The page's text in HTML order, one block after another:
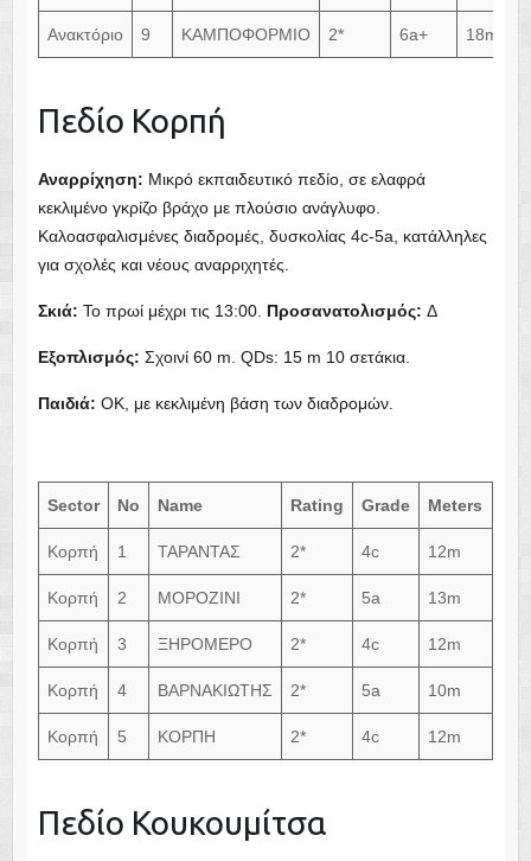
Ανακτόριο 9 ΚΑΜΠΟΦΟΡΜΙΟ 2* 6a+ 18m
Αναρρίχηση:
Σκιά: Προσανατολισμός:
Εξοπλισμός:
Παιδιά:
Sector No Name Rating Grade Meters
Κορπή 1 ΤΑΡΑΝΤΑΣ 2* 4c 12m
Κορπή 2 ΜΟΡΟΖΙΝΙ 2* 5a 13m
Κορπή 3 ΞΗΡΟΜΕΡΟ 2* 4c 12m
Κορπή 4 ΒΑΡΝΑΚΙΩΤΗΣ 2* 5a 10m
Κορπή 5 ΚΟΡΠΗ 2* 4c 12m